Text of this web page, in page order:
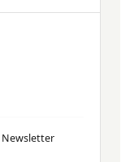
Newsletter